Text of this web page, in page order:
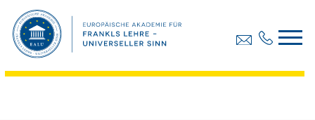
Webinar-Gelassenheit 03.03.2021 EALU
Dateigröße: